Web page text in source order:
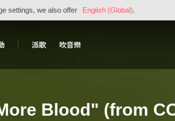
settings, we also offer English (Global).
派歌 吹音樂
Blood" (from